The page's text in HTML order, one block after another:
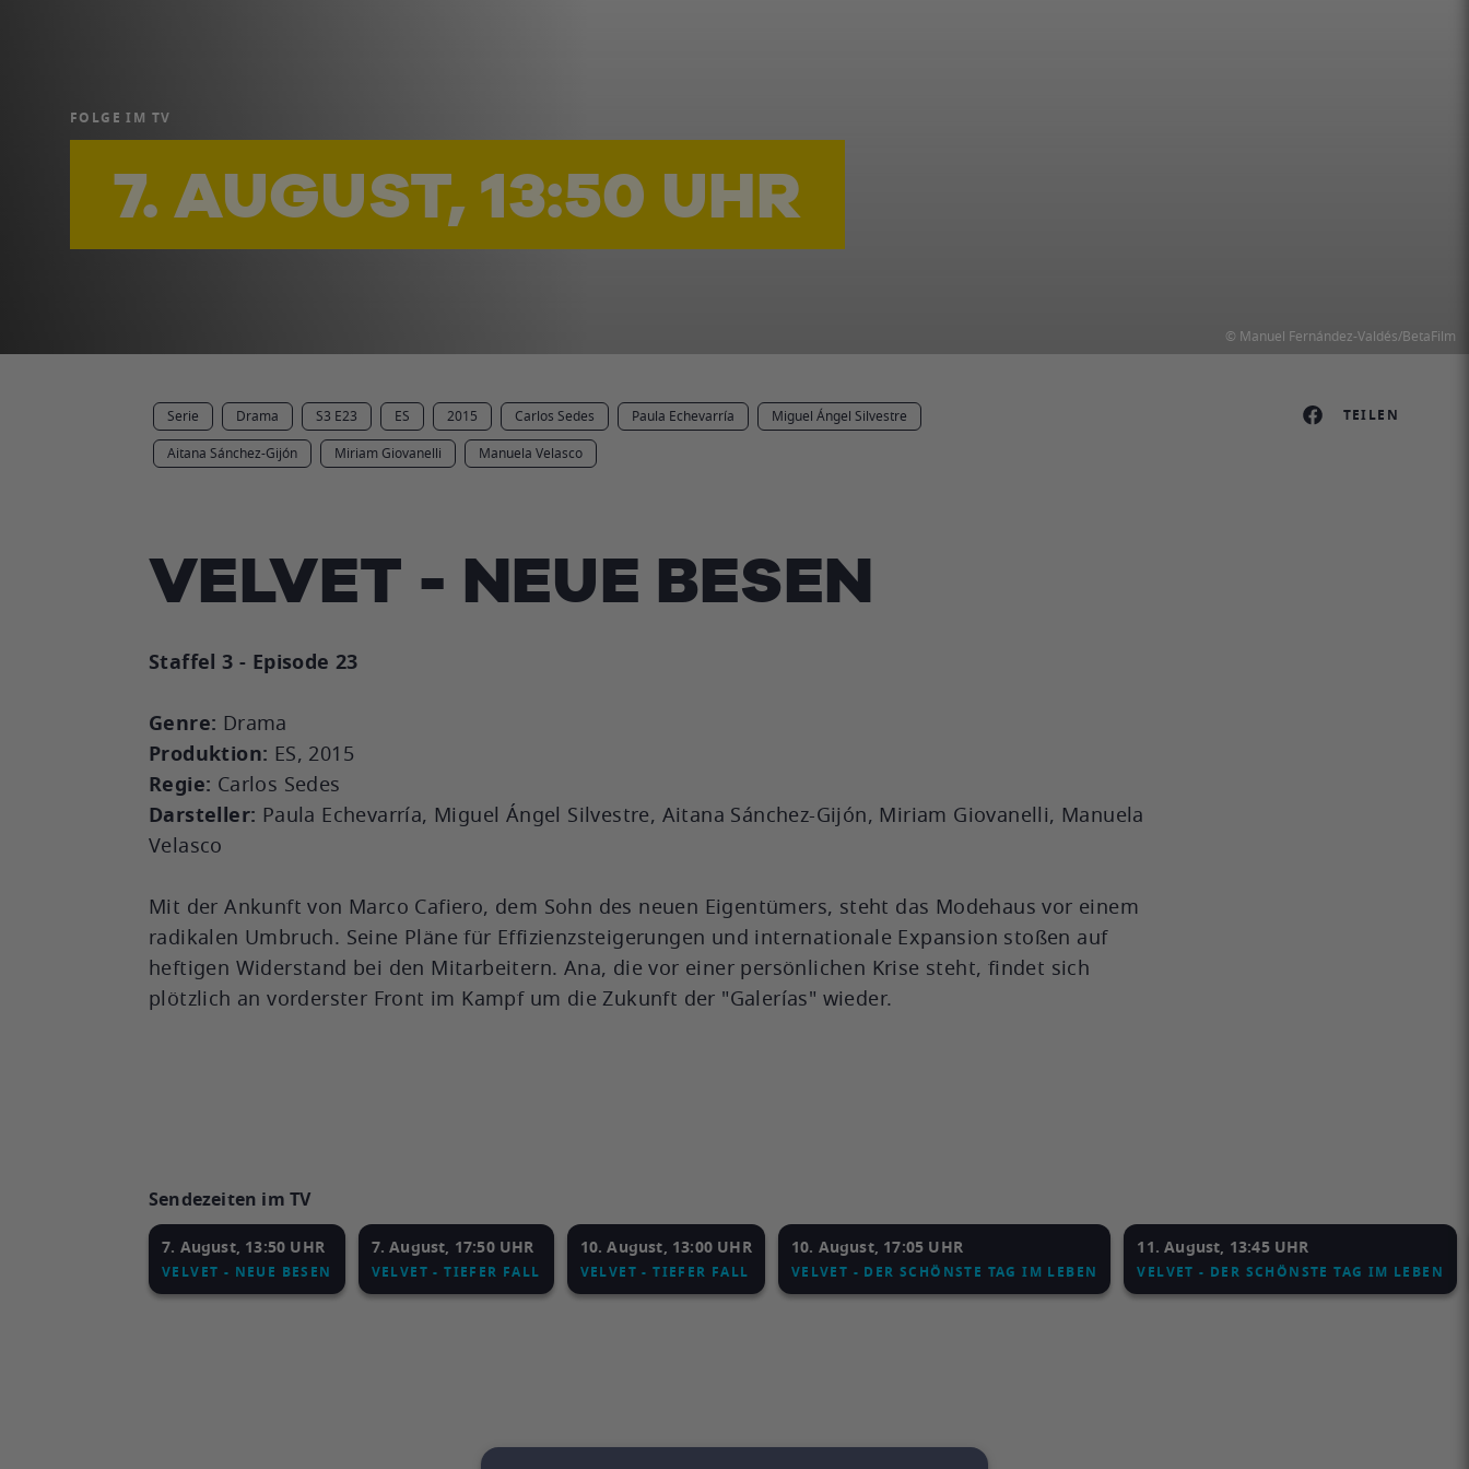
© Manuel Fernández-Valdés/BetaFilm
FOLGE IM TV
7. AUGUST, 13:50 UHR
TEILEN
Serie Drama S3 E23 ES 2015 Carlos Sedes Paula Echevarría
Miguel Ángel Silvestre
Aitana Sánchez-Gijón
Miriam Giovanelli Manuela Velasco
VELVET - NEUE BESEN
Staffel 3 - Episode 23
Genre: Drama
Produktion: ES, 2015
Regie: Carlos Sedes
Darsteller: Paula Echevarría, Miguel Ángel Silvestre, Aitana Sánchez-Gijón, Miriam Giovanelli, Manuela
Velasco
Mit der Ankunft von Marco Cafiero, dem Sohn des neuen Eigentümers, steht das Modehaus vor einem
radikalen Umbruch. Seine Pläne für Effizienzsteigerungen und internationale Expansion stoßen auf
heftigen Widerstand bei den Mitarbeitern. Ana, die vor einer persönlichen Krise steht, findet sich
plötzlich an vorderster Front im Kampf um die Zukunft der "Galerías" wieder.
Sendezeiten im TV
7. August, 13:50 UHR
VELVET - NEUE BESEN
7. August, 17:50 UHR
VELVET - TIEFER FALL
10. August, 13:00 UHR
VELVET - TIEFER FALL
10. August, 17:05 UHR
VELVET - DER SCHÖNSTE TAG IM LEBEN
11. August, 13:45 UHR
VELVET - DER SCHÖNSTE TAG IM LEBEN